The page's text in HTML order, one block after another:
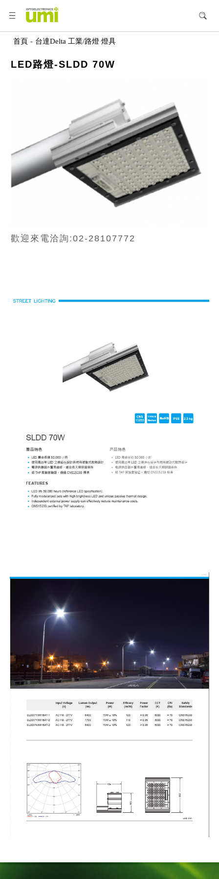
首頁 - 台達Delta 工業/路燈 燈具
LED路燈-SLDD 70W
歡迎來電洽詢:02-28107772